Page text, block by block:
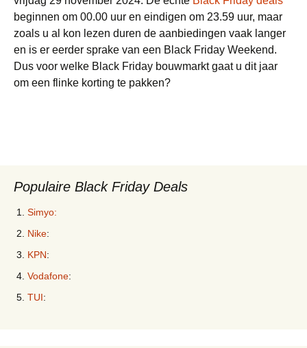
beginnen om 00.00 uur en eindigen om 23.59 uur, maar
zoals u al kon lezen duren de aanbiedingen vaak langer
en is er eerder sprake van een Black Friday Weekend.
Dus voor welke Black Friday bouwmarkt gaat u dit jaar
om een flinke korting te pakken?
Populaire Black Friday Deals
Simyo:
Nike:
KPN:
Vodafone:
TUI: